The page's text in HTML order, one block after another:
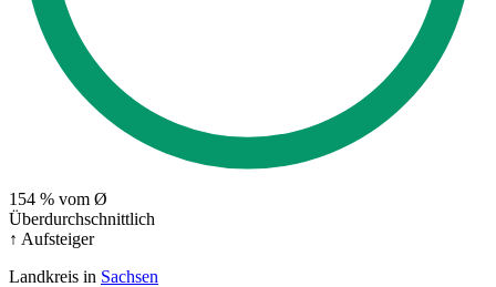
154 % vom Ø
Überdurchschnittlich
↑ Aufsteiger
Landkreis in Sachsen